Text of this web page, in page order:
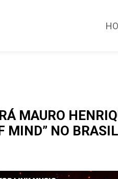
MAURO
MIND” NO BRASIL